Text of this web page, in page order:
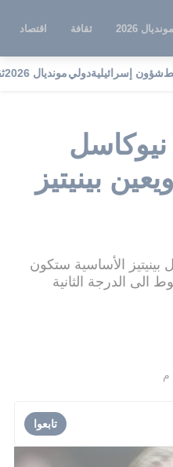
مونديال 2026 ثقافة اقتصاد
شؤون إسرائيليةدوليمونديال 2026
نيوكاسل
بينيتيز
بينيتيز الأساسية ستكون
الى الدرجة الثانية
تابعوا